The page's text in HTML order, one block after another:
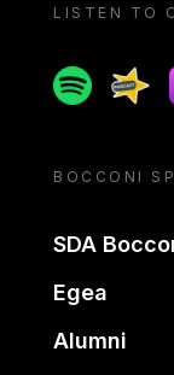
LISTEN TO
Spotify
BOCCONI
SDA
Egea
Alumni